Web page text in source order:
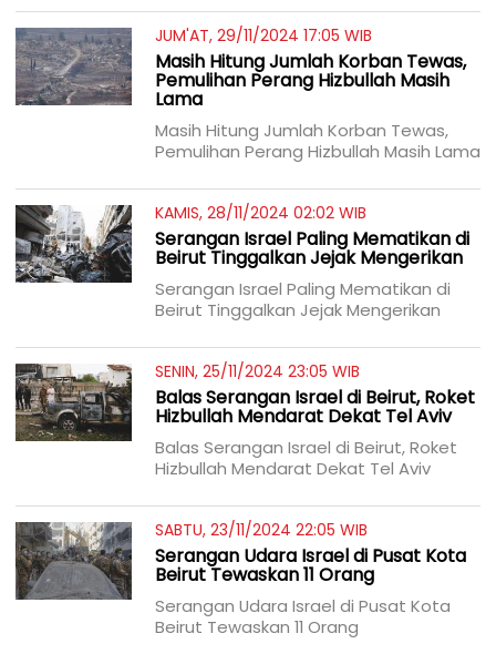
JUM'AT, 29/11/2024 17:05 WIB
Masih Hitung Jumlah Korban Tewas,
Pemulihan Perang Hizbullah Masih
Lama
Masih Hitung Jumlah Korban Tewas,
Pemulihan Perang Hizbullah Masih Lama
KAMIS, 28/11/2024 02:02 WIB
Serangan Israel Paling Mematikan di
Beirut Tinggalkan Jejak Mengerikan
Serangan Israel Paling Mematikan di
Beirut Tinggalkan Jejak Mengerikan
SENIN, 25/11/2024 23:05 WIB
Balas Serangan Israel di Beirut, Roket
Hizbullah Mendarat Dekat Tel Aviv
Balas Serangan Israel di Beirut, Roket
Hizbullah Mendarat Dekat Tel Aviv
SABTU, 23/11/2024 22:05 WIB
Serangan Udara Israel di Pusat Kota
Beirut Tewaskan 11 Orang
Serangan Udara Israel di Pusat Kota
Beirut Tewaskan 11 Orang